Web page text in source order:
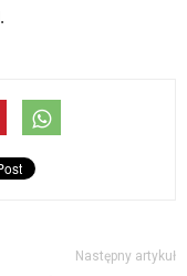
Następny artykuł